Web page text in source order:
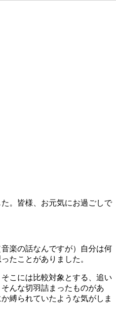
。皆様、お元気にお過ごしで
楽の話なんですが）自分は何
たことがありました。
こには比較対象とする、追い
んな切羽詰まったものがあ
縛られていたような気がしま